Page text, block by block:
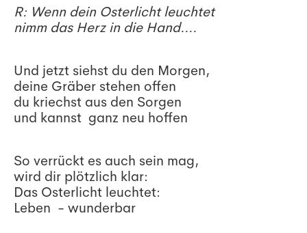
R: Wenn dein Osterlicht leuchtet
nimm das Herz in die Hand….
Und jetzt siehst du den Morgen,
deine Gräber stehen offen
du kriechst aus den Sorgen
und kannst ganz neu hoffen
So verrückt es auch sein mag,
wird dir plötzlich klar:
Das Osterlicht leuchtet:
Leben - wunderbar